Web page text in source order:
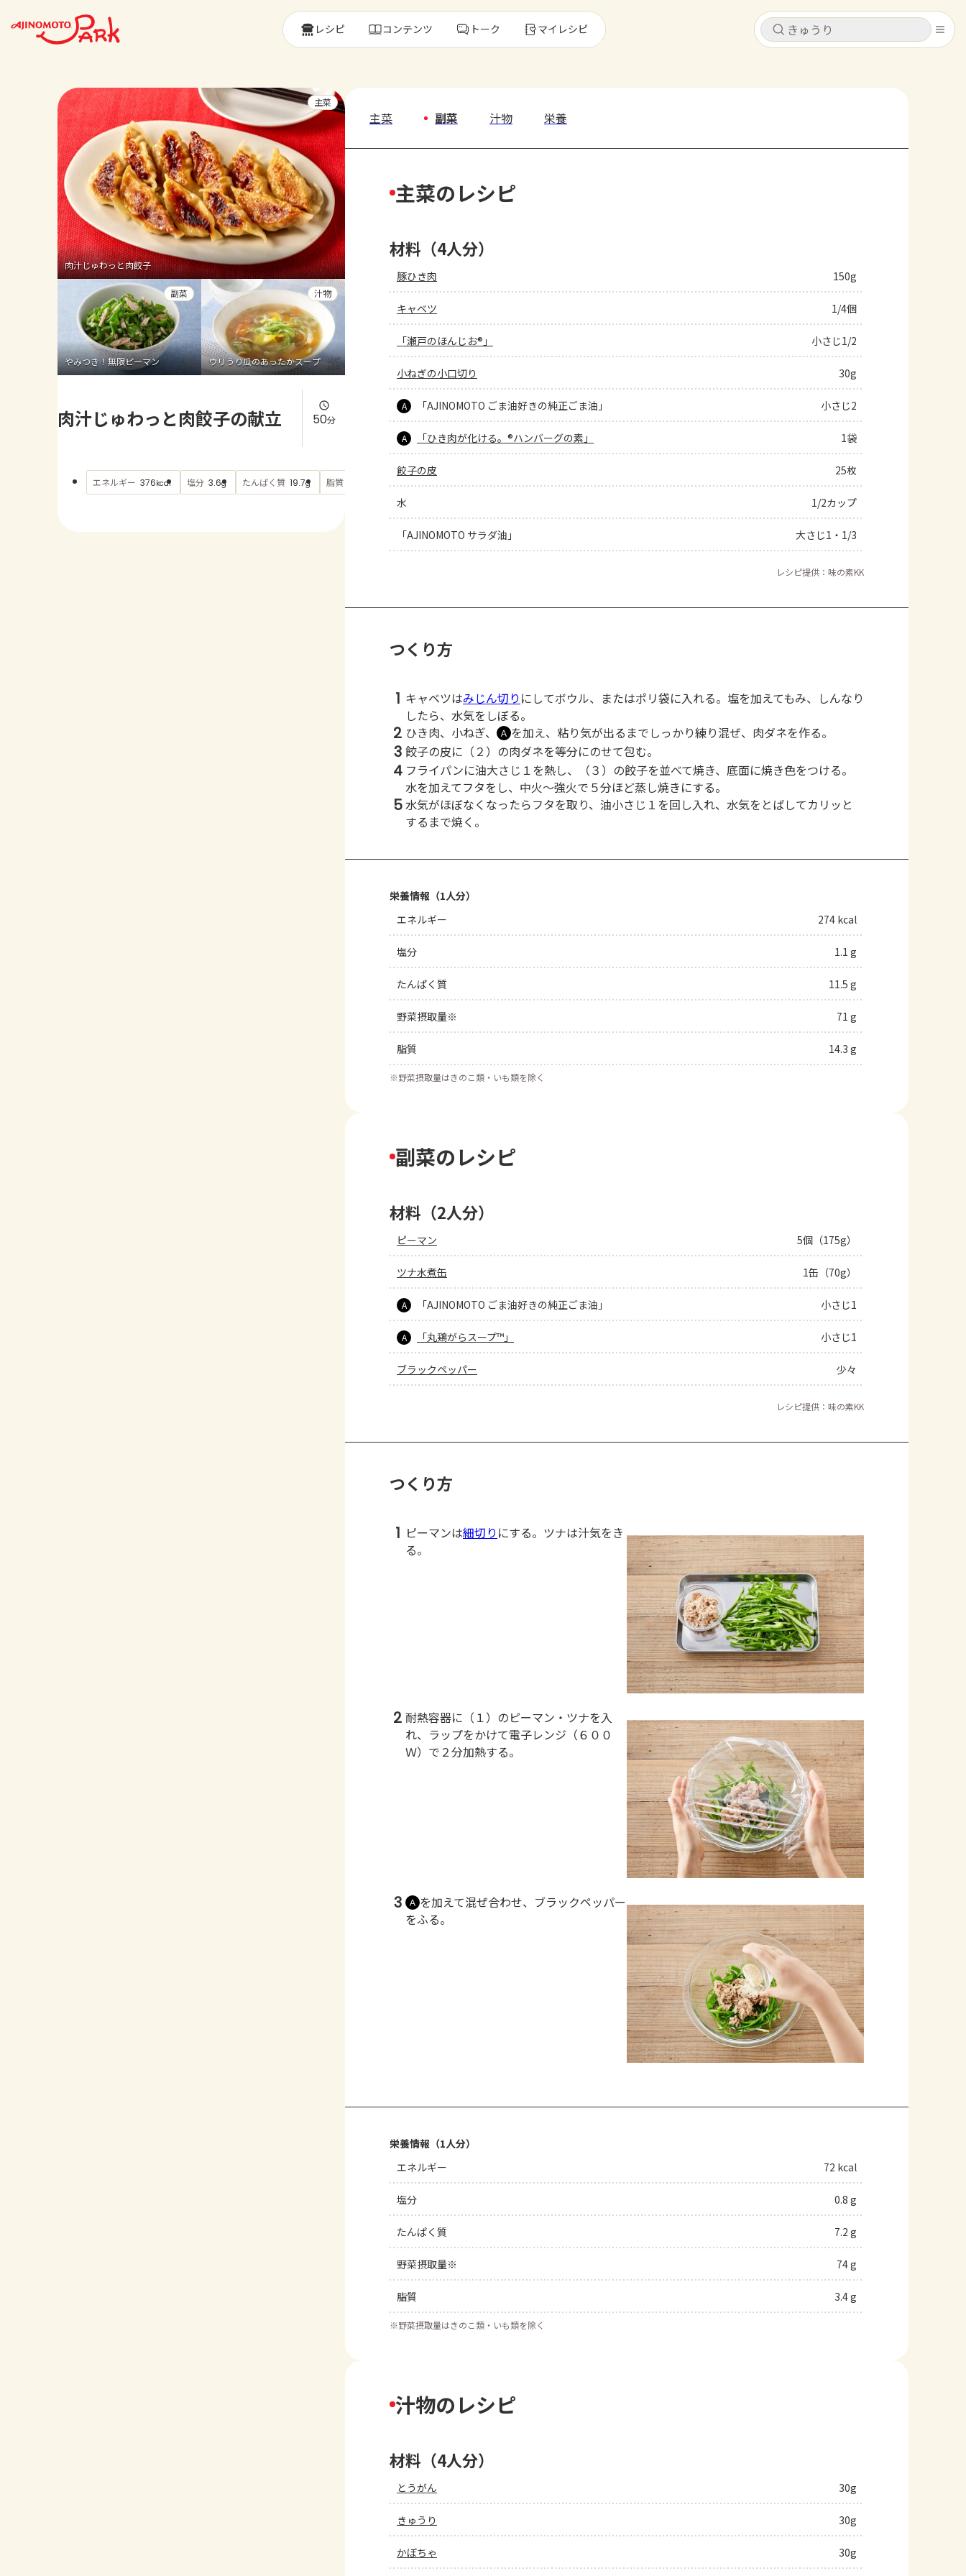
キャンセル
よくあるお問い合わせ
お買い物
キャンセル
レシピ コンテンツ トーク マイレシピ
肉汁じゅわっと肉餃子
主菜
やみつき！無限ピーマン
副菜
ウリうり瓜のあったかスープ
汁物
肉汁じゅわっと肉餃子の献立 50分
エネルギー 376kcal 塩分 3.6g たんぱく質 19.7g 脂質 もっと見る
主菜 副菜 汁物 栄養
主菜のレシピ
材料（4人分）
豚ひき肉 150g
キャベツ 1/4個
「瀬戸のほんじお®」 小さじ1/2
小ねぎの小口切り 30g
A 「AJINOMOTO ごま油好きの純正ごま油」 小さじ2
A 「ひき肉が化ける。®ハンバーグの素」 1袋
餃子の皮 25枚
水 1/2カップ
「AJINOMOTO サラダ油」 大さじ1・1/3
レシピ提供：味の素KK
つくり方
1 キャベツはみじん切り にしてボウル、またはポリ袋に入れる。塩を加えてもみ、しんなり
したら、水気をしぼる。
2 ひき肉、小ねぎ、 Ａ を加え、粘り気が出るまでしっかり練り混ぜ、肉ダネを作る。
3 餃子の皮に（２）の肉ダネを等分にのせて包む。
4 フライパンに油大さじ１を熱し、（３）の餃子を並べて焼き、底面に焼き色をつける。
水を加えてフタをし、中火～強火で５分ほど蒸し焼きにする。
5水気がほぼなくなったらフタを取り、油小さじ１を回し入れ、水気をとばしてカリッと
するまで焼く。
栄養情報（1人分）
エネルギー
274 kcal
塩分 1.1 g
たんぱく質 11.5 g
野菜摂取量※ 71 g
脂質 14.3 g
※野菜摂取量はきのこ類・いも類を除く
副菜のレシピ
材料（2人分）
ピーマン 5個（175g）
ツナ水煮缶 1缶（70g）
A 「AJINOMOTO ごま油好きの純正ごま油」 小さじ1
A 「丸鶏がらスープ™」 小さじ1
ブラックペッパー 少々
レシピ提供：味の素KK
つくり方
1 ピーマンは細切り にする。ツナは汁気をき
る。
2 耐熱容器に（１）のピーマン・ツナを入
れ、ラップをかけて電子レンジ（６００
Ｗ）で２分加熱する。
3 Ａ を加えて混ぜ合わせ、ブラックペッパー
をふる。
栄養情報（1人分）
エネルギー
72 kcal
塩分 0.8 g
たんぱく質 7.2 g
野菜摂取量※ 74 g
脂質 3.4 g
※野菜摂取量はきのこ類・いも類を除く
汁物のレシピ
材料（4人分）
とうがん 30g
きゅうり 30g
かぼちゃ 30g